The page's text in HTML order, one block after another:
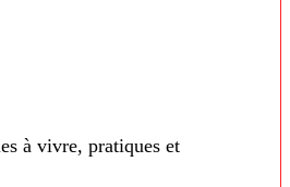
à vivre, pratiques et